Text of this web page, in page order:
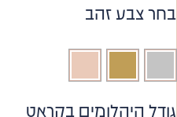
בחר צבע זהב
גודל היהלומים בקראט